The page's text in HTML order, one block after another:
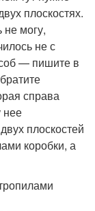
плоскостях.
не могу,
не с
— пишите в
справа
нее
плоскостей
коробки, а